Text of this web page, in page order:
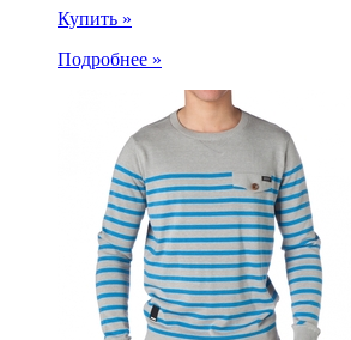
Купить »
Подробнее »